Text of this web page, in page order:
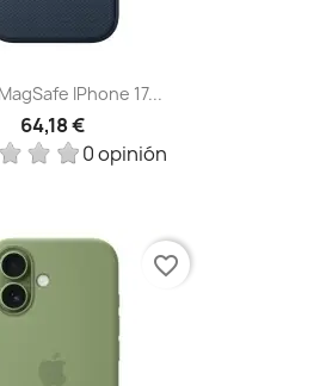
IPhone 17...
64,18 €
0 opinión
favorite_border